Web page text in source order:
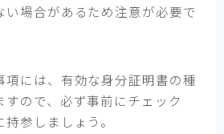
い場合があるため注意が必要で
項には、有効な身分証明書の種
ので、必ず事前にチェック
参しましょう。